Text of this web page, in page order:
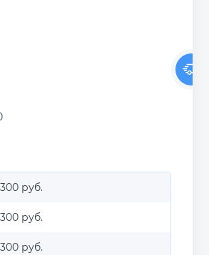
руб.
руб.
руб.